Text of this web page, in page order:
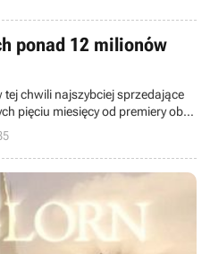
ponad 12 milionów
tej chwili najszybciej sprzedające
pięciu miesięcy od premiery oba
nabywców.